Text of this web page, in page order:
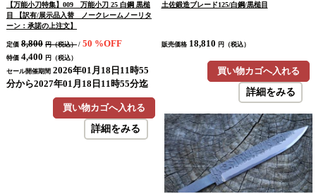
【万能小刀特集】009 万能小刀 25 白鋼 黒槌
目 【訳有/展示品入替 ノークレームノーリタ
ーン：承諾の上注文】
定価 8,800 円（税込） / 50 %OFF
特価 4,400 円（税込）
セール開催期間 2026年01月18日11時55
分から2027年01月18日11時55分迄
買い物カゴへ入れる
詳細をみる
土佐鍛造ブレード125/白鋼/黒槌目
販売価格 18,810 円（税込）
買い物カゴへ入れる
詳細をみる